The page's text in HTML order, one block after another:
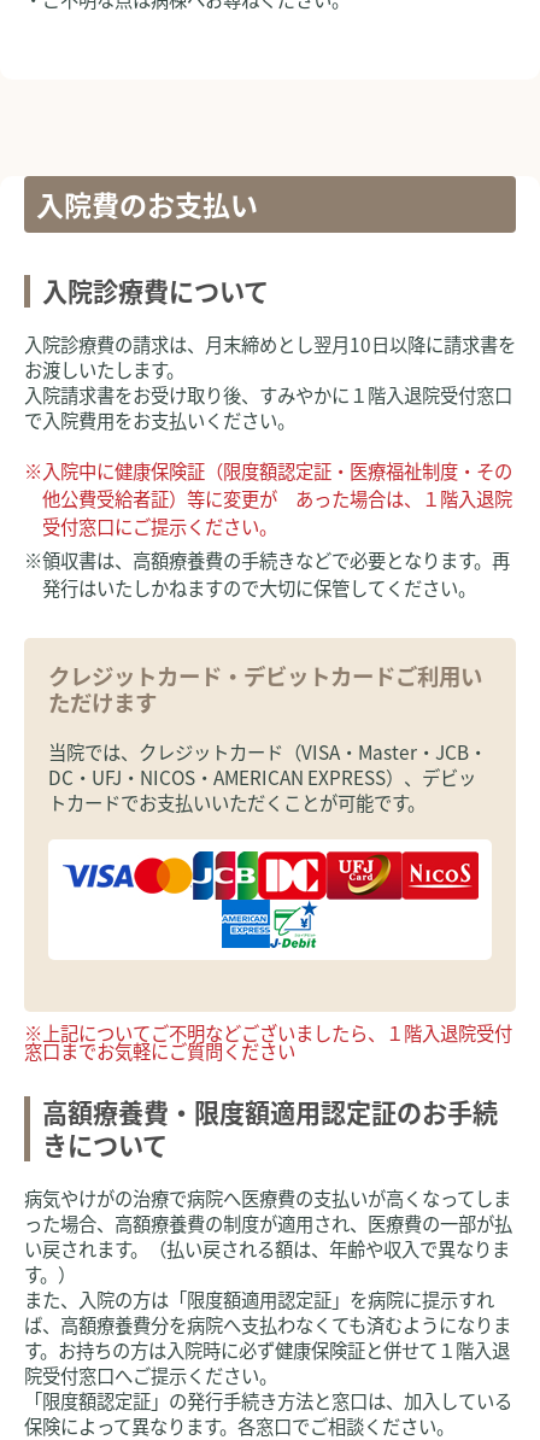
入院費のお支払い
入院診療費について
入院診療費の請求は、月末締めとし翌月10日以降に請求書を
お渡しいたします。
入院請求書をお受け取り後、すみやかに１階入退院受付窓口
で入院費用をお支払いください。
※入院中に健康保険証（限度額認定証・医療福祉制度・その
他公費受給者証）等に変更が あった場合は、１階入退院
受付窓口にご提示ください。
※領収書は、高額療養費の手続きなどで必要となります。再
発行はいたしかねますので大切に保管してください。
クレジットカード・デビットカードご利用い
ただけます
当院では、クレジットカード（VISA・Master・JCB・
DC・UFJ・NICOS・AMERICAN EXPRESS）、デビッ
トカードでお支払いいただくことが可能です。
※上記についてご不明などございましたら、１階入退院受付
窓口までお気軽にご質問ください
高額療養費・限度額適用認定証のお手続
きについて
病気やけがの治療で病院へ医療費の支払いが高くなってしま
った場合、高額療養費の制度が適用され、医療費の一部が払
い戻されます。（払い戻される額は、年齢や収入で異なりま
す。）
また、入院の方は「限度額適用認定証」を病院に提示すれ
ば、高額療養費分を病院へ支払わなくても済むようになりま
す。お持ちの方は入院時に必ず健康保険証と併せて１階入退
院受付窓口へご提示ください。
「限度額認定証」の発行手続き方法と窓口は、加入している
保険によって異なります。各窓口でご相談ください。